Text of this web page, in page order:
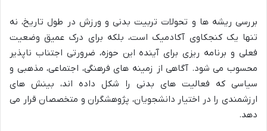
بررسی ریشه ها و تحولات تربیت بدنی و ورزش در طول تاریخ، نه
تنها یک کنجکاوی آکادمیک است، بلکه برای درک عمیق وضعیت
فعلی و برنامه ریزی برای آینده این حوزه، ضرورتی اجتناب ناپذیر
محسوب می شود. آگاهی از زمینه های فرهنگی، اجتماعی، مذهبی و
سیاسی که فعالیت های بدنی را شکل داده اند، بینش های
ارزشمندی را در اختیار دانشجویان، پژوهشگران و متخصصان قرار می
دهد.